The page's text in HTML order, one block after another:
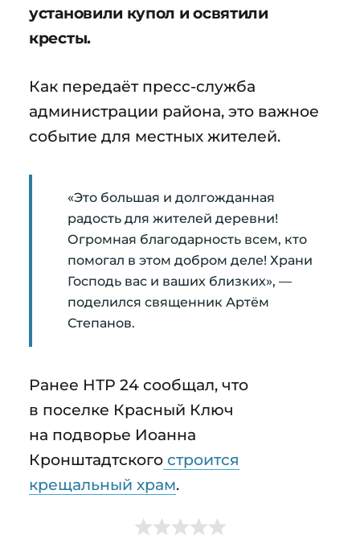
установили купол и освятили
кресты.
Как передаёт пресс-служба
администрации района, это важное
событие для местных жителей.
«Это большая и долгожданная
радость для жителей деревни!
Огромная благодарность всем, кто
помогал в этом добром деле! Храни
Господь вас и ваших близких», —
поделился священник Артём
Степанов.
Ранее НТР 24 сообщал, что
в поселке Красный Ключ
на подворье Иоанна
Кронштадтского строится
крещальный храм.